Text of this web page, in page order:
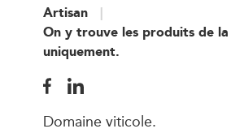
Artisan
On y trouve les produits de
uniquement.
Domaine viticole.